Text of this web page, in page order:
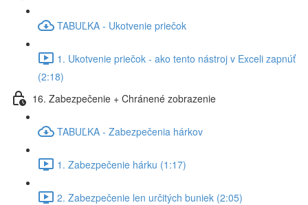
TABUĽKA - Ukotvenie priečok
1. Ukotvenie priečok - ako tento nástroj v Exceli zapnúť
(2:18)
16. Zabezpečenie + Chránené zobrazenie
TABUĽKA - Zabezpečenia hárkov
1. Zabezpečenie hárku (1:17)
2. Zabezpečenie len určitých buniek (2:05)